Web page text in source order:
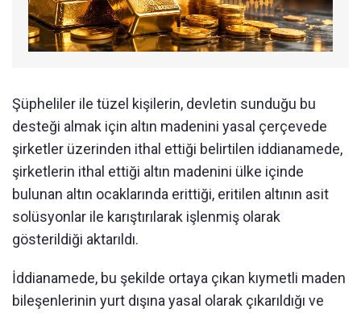
Şüpheliler ile tüzel kişilerin, devletin sunduğu bu
desteği almak için altın madenini yasal çerçevede
şirketler üzerinden ithal ettiği belirtilen iddianamede,
şirketlerin ithal ettiği altın madenini ülke içinde
bulunan altın ocaklarında erittiği, eritilen altının asit
solüsyonlar ile karıştırılarak işlenmiş olarak
gösterildiği aktarıldı.
İddianamede, bu şekilde ortaya çıkan kıymetli maden
bileşenlerinin yurt dışına yasal olarak çıkarıldığı ve